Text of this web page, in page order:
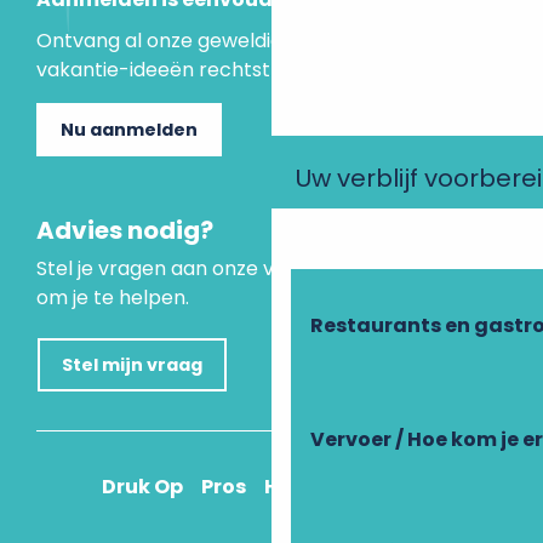
Uw verblijf
Restaurants en
Vervoer / Hoe kom je
Ontvang al onze geweldige aanbiedingen en
vakantie-ideeën rechtstreeks in je inbox.
Nu aanmelden
Advies nodig?
Stel je vragen aan onze virtuele assistent, die er is
om je te helpen.
Stel mijn vraag
Druk Op Pros Hoe kom ik daar?